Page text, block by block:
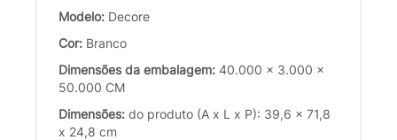
Modelo: Decore
Cor: Branco
Dimensões da embalagem: 40.000 x 3.000 x
50.000 CM
Dimensões: do produto (A x L x P): 39,6 x 71,8
x 24,8 cm